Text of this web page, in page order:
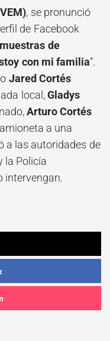
, se pronunció
de Facebook
de
con mi familia“.
Jared Cortés
local,Gladys
Arturo Cortés
a una
a las autoridades de
la Policía
intervengan.